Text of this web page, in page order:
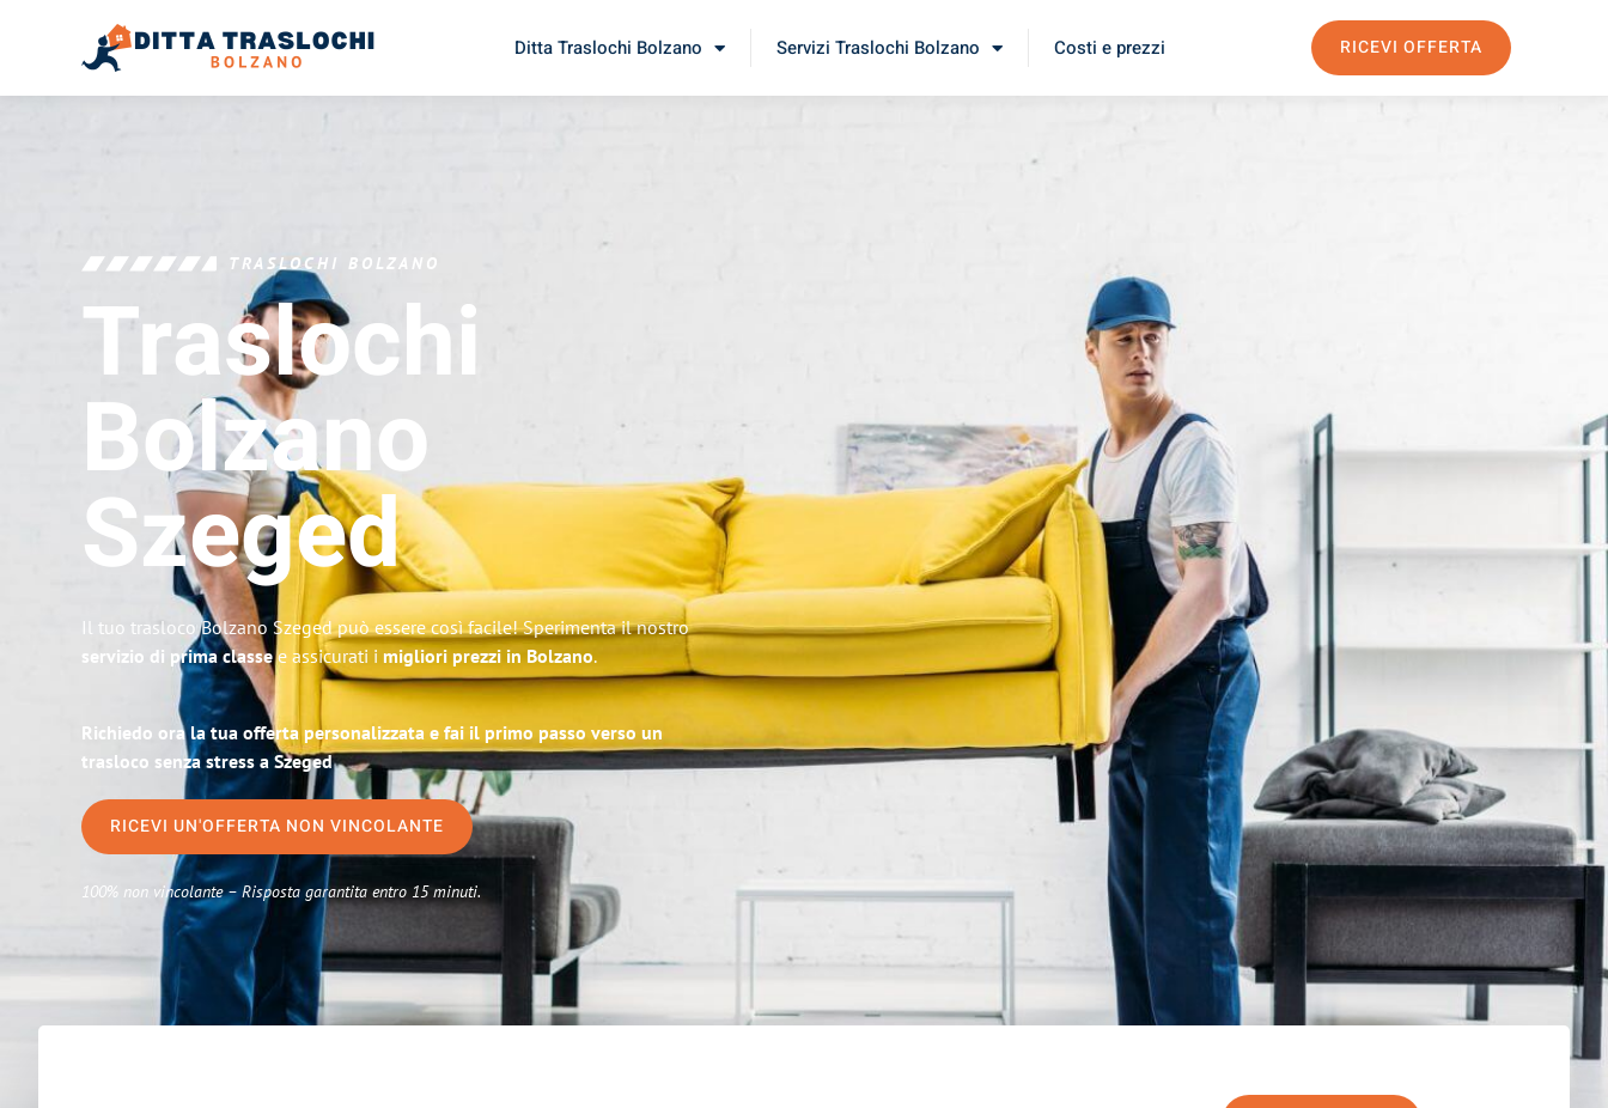
Ditta Traslochi Bolzano Servizi Traslochi Bolzano Costi e prezzi RICEVI OFFERTA
TRASLOCHI BOLZANO
Traslochi
Bolzano
Szeged
Il tuo trasloco Bolzano Szeged può essere così facile! Sperimenta il nostro
servizio di prima classee assicurati i migliori prezzi in Bolzano.
Richiedo ora la tua offerta personalizzata e fai il primo passo verso un
trasloco senza stress a Szeged
RICEVI UN'OFFERTA NON VINCOLANTE
100% non vincolante – Risposta garantita entro 15 minuti.